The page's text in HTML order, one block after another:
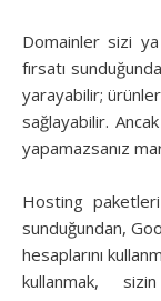
Domainler sizi
fırsatı
yarayabilir;
sağlayabilir.
yapamazsanız
Hosting paketleri
sunduğundan,
hesaplarını
kullanmak,